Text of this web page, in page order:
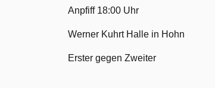
Anpfiff 18:00 Uhr
Werner Kuhrt Halle in Hohn
Erster gegen Zweiter